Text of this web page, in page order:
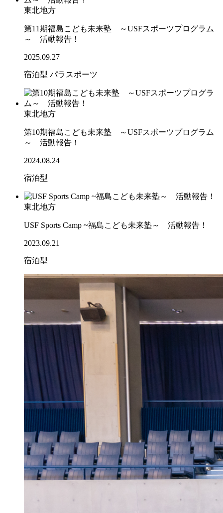
東北地方
第11期福島こども未来塾 ～USFスポーツプログラム
～ 活動報告！
2025.09.27
宿泊型 パラスポーツ
東北地方
第10期福島こども未来塾 ～USFスポーツプログラム
～ 活動報告！
2024.08.24
宿泊型
東北地方
USF Sports Camp ~福島こども未来塾～ 活動報告！
2023.09.21
宿泊型